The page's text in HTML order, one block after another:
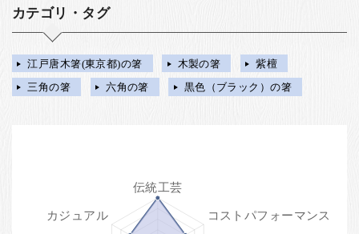
カテゴリ・タグ
江戸唐木箸(東京都)の箸 木製の箸
紫檀
三角の箸
六角の箸 黒色（ブラック）の箸